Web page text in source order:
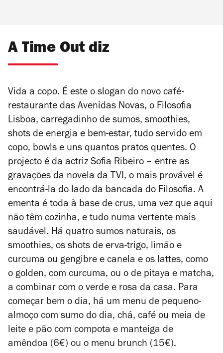
A Time Out diz
Vida a copo. É este o slogan do novo café-
restaurante das Avenidas Novas, o Filosofia
Lisboa, carregadinho de sumos, smoothies,
shots de energia e bem-estar, tudo servido em
copo, bowls e uns quantos pratos quentes. O
projecto é da actriz Sofia Ribeiro – entre as
gravações da novela da TVI, o mais provável é
encontrá-la do lado da bancada do Filosofia. A
ementa é toda à base de crus, uma vez que aqui
não têm cozinha, e tudo numa vertente mais
saudável. Há quatro sumos naturais, os
smoothies, os shots de erva-trigo, limão e
curcuma ou gengibre e canela e os lattes, como
o golden, com curcuma, ou o de pitaya e matcha,
a combinar com o verde e rosa da casa. Para
começar bem o dia, há um menu de pequeno-
almoço com sumo do dia, chá, café ou meia de
leite e pão com compota e manteiga de
amêndoa (6€) ou o menu brunch (15€).